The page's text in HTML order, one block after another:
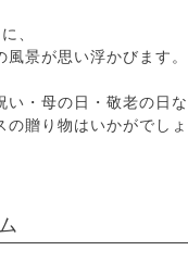
、
景が思い浮かびます。
・母の日・敬老の日な
贈り物はいかがでしょ